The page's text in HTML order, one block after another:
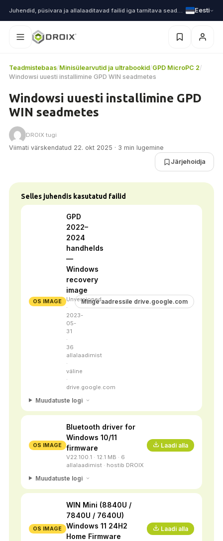
Eesti
Teadmistebaas/Minisülearvutid ja ultrabookid/GPD MicroPC 2/
Windowsi uuesti installimine GPD WIN seadmetes
Windowsi uuesti installimine GPD
WIN seadmetes
DROIX tugi
Viimati värskendatud 22. okt 2025 · 3 min lugemine
Järjehoidja
Selles juhendis kasutatud failid
OS IMAGE
GPD
2022–
2024
handhelds
—
Windows
recovery
image
Unversioned
·
2023-
05-
31
·
36
allalaadimist
·
väline
·
drive.google.com
Minge aadressile drive.google.com
Muudatuste logi
OS IMAGE
Bluetooth driver for
Windows 10/11
firmware
V22.100.1 · 12.1 MB · 6
allalaadimist · hostib DROIX
Laadi alla
Muudatuste logi
OS IMAGE
WIN Mini (8840U /
7840U / 7640U)
Windows 11 24H2
Home Firmware
Laadi alla